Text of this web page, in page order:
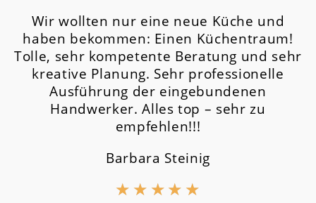
Wir wollten nur eine neue Küche und
haben bekommen: Einen Küchentraum!
Tolle, sehr kompetente Beratung und sehr
kreative Planung. Sehr professionelle
Ausführung der eingebundenen
Handwerker. Alles top – sehr zu
empfehlen!!!
Barbara Steinig
★ ★ ★ ★ ★